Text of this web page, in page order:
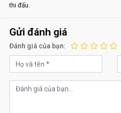
thi đấu.
Gửi đánh giá
Đánh giá của bạn: